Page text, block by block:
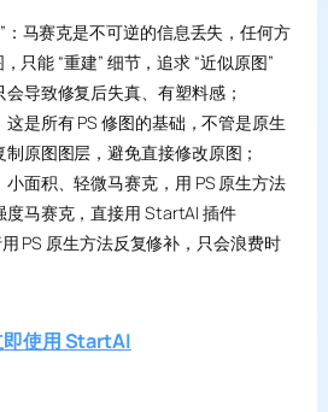
：马赛克是不可逆的信息丢失，任何方
只能 “重建” 细节，追求 “近似原图”
导致修复后失真、有塑料感；
是所有 PS 修图的基础，不管是原生
原图图层，避免直接修改原图；
面积、轻微马赛克，用 PS 原生方法
度马赛克，直接用 StartAI 插件
PS 原生方法反复修补，只会浪费时
使用 StartAI